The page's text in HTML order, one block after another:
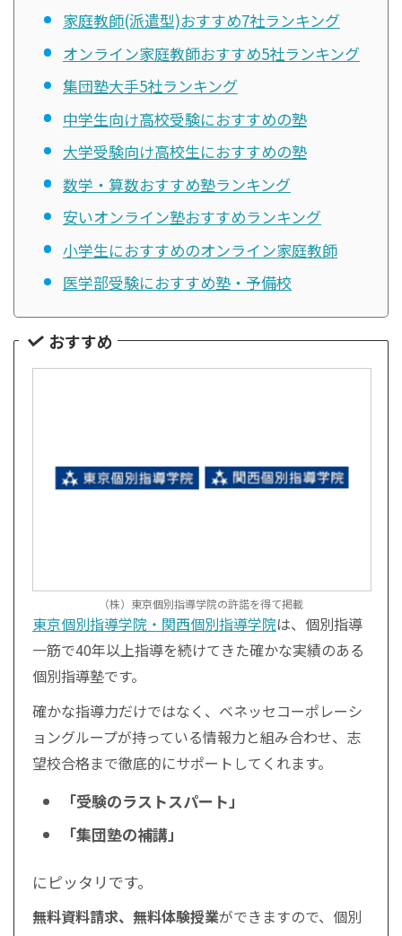
家庭教師(派遣型)おすすめ7社ランキング
オンライン家庭教師おすすめ5社ランキング
集団塾大手5社ランキング
中学生向け高校受験におすすめの塾
大学受験向け高校生におすすめの塾
数学・算数おすすめ塾ランキング
安いオンライン塾おすすめランキング
小学生におすすめのオンライン家庭教師
医学部受験におすすめ塾・予備校
おすすめ
（株）東京個別指導学院の許諾を得て掲載
東京個別指導学院・関西個別指導学院は、個別指導
一筋で40年以上指導を続けてきた確かな実績のある
個別指導塾です。
確かな指導力だけではなく、ベネッセコーポレーシ
ョングループが持っている情報力と組み合わせ、志
望校合格まで徹底的にサポートしてくれます。
「受験のラストスパート」
「集団塾の補講」
にピッタリです。
無料資料請求、無料体験授業ができますので、個別